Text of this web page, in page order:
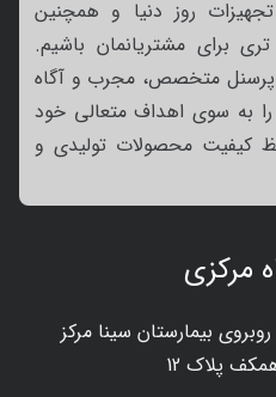
مرکزی
بیمارستان سینا مرکز
روز دنیا و همچنین
برای مشتریانمان باشیم.
پرسنل متخصص، مجرب و آگاه
به سوی اهداف متعالی خود
کیفیت محصولات تولیدی و